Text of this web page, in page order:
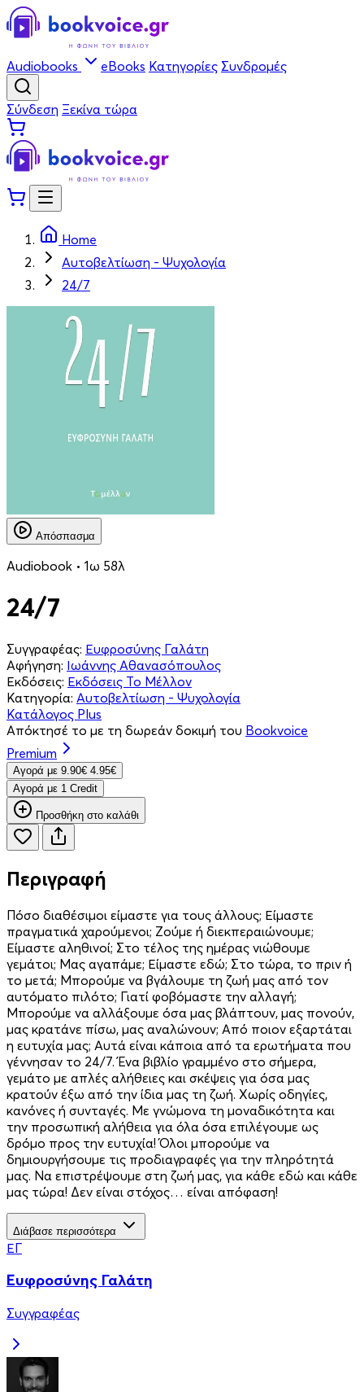
Audiobooks eBooks Κατηγορίες Συνδρομές
Σύνδεση Ξεκίνα τώρα
Home
Αυτοβελτίωση - Ψυχολογία
24/7
Απόσπασμα
Audiobook • 1ω 58λ
24/7
Συγγραφέας: Ευφροσύνης Γαλάτη
Αφήγηση: Ιωάννης Αθανασόπουλος
Εκδόσεις: Εκδόσεις Το Μέλλον
Κατηγορία: Αυτοβελτίωση - Ψυχολογία
Κατάλογος Plus
Απόκτησέ το με τη δωρεάν δοκιμή του Bookvoice
Premium
Aγορά με 9.90€ 4.95€
Aγορά με 1 Credit
Προσθήκη στο καλάθι
Περιγραφή
Πόσο διαθέσιμοι είμαστε για τους άλλους; Είμαστε
πραγματικά χαρούμενοι; Ζούμε ή διεκπεραιώνουμε;
Είμαστε αληθινοί; Στο τέλος της ημέρας νιώθουμε
γεμάτοι; Μας αγαπάμε; Είμαστε εδώ; Στο τώρα, το πριν ή
το μετά; Μπορούμε να βγάλουμε τη ζωή μας από τον
αυτόματο πιλότο; Γιατί φοβόμαστε την αλλαγή;
Μπορούμε να αλλάξουμε όσα μας βλάπτουν, μας πονούν,
μας κρατάνε πίσω, μας αναλώνουν; Από ποιον εξαρτάται
η ευτυχία μας; Αυτά είναι κάποια από τα ερωτήματα που
γέννησαν το 24/7. Ένα βιβλίο γραμμένο στο σήμερα,
γεμάτο με απλές αλήθειες και σκέψεις για όσα μας
κρατούν έξω από την ίδια μας τη ζωή. Χωρίς οδηγίες,
κανόνες ή συνταγές. Με γνώμονα τη μοναδικότητα και
την προσωπική αλήθεια για όλα όσα επιλέγουμε ως
δρόμο προς την ευτυχία! Όλοι μπορούμε να
δημιουργήσουμε τις προδιαγραφές για την πληρότητά
μας. Να επιστρέψουμε στη ζωή μας, για κάθε εδώ και κάθε
μας τώρα! Δεν είναι στόχος… είναι απόφαση!
Διάβασε περισσότερα
ΕΓ
Ευφροσύνης Γαλάτη
Συγγραφέας